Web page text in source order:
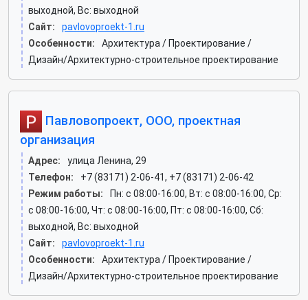
выходной, Вс: выходной
Сайт:
pavlovoproekt-1.ru
Особенности:
Архитектура / Проектирование /
Дизайн/Архитектурно-строительное проектирование
Павловопроект, ООО, проектная
организация
Адрес:
улица Ленина, 29
Телефон:
+7 (83171) 2-06-41, +7 (83171) 2-06-42
Режим работы:
Пн: c 08:00-16:00, Вт: c 08:00-16:00, Ср:
c 08:00-16:00, Чт: c 08:00-16:00, Пт: c 08:00-16:00, Сб:
выходной, Вс: выходной
Сайт:
pavlovoproekt-1.ru
Особенности:
Архитектура / Проектирование /
Дизайн/Архитектурно-строительное проектирование